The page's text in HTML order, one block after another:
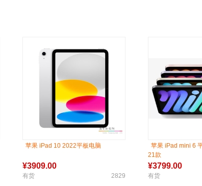
苹果 iPad 10 2022平板电脑
¥3909.00
有货 2829
苹果 iPad mini 6
21款
¥3799.00
有货